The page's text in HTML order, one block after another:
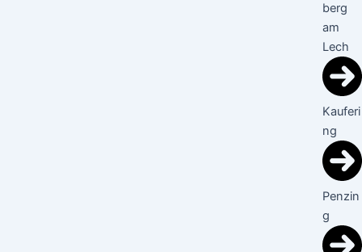
berg
am
Lech
Kauferi
ng
Penzin
g